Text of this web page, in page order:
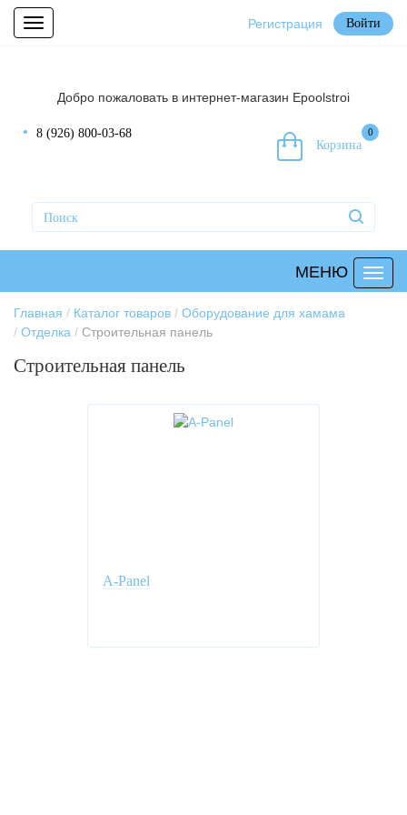
Toggle
navigation
Регистрация Войти
Добро пожаловать в интернет-магазин Epoolstroi
Корзина
0
8 (926) 800-03-68
МЕНЮ
Главная Каталог товаров
Оборудование для хамама
Отделка
Строительная панель
Строительная панель
A-Panel